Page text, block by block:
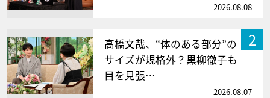
2026.08.08
2
高橋文哉、“体のある部分”の
サイズが規格外？黒柳徹子も
目を見張…
2026.08.07